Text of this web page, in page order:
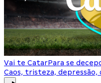
Vai te CatarPara se
Caos, tristeza, depressão,